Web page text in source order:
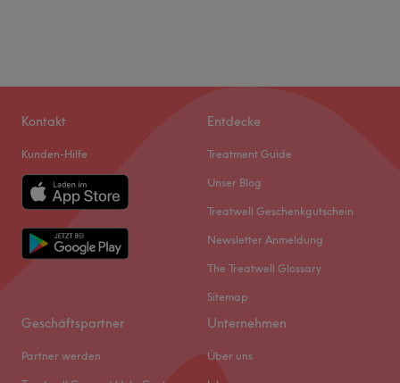
Kontakt
Kunden-Hilfe
Entdecke
Treatment Guide
Unser Blog
Treatwell Geschenkgutschein
Newsletter Anmeldung
The Treatwell Glossary
Sitemap
Geschäftspartner
Partner werden
Unternehmen
Über uns